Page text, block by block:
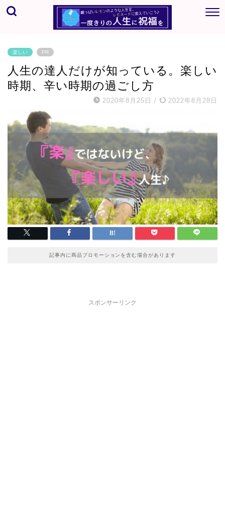
楽しい PR
人生の達人だけが知っている。楽しい
時期、辛い時期の過ごし方
2020年8月25日 / 2022年8月28日
記事内に商品プロモーションを含む場合があります
スポンサーリンク